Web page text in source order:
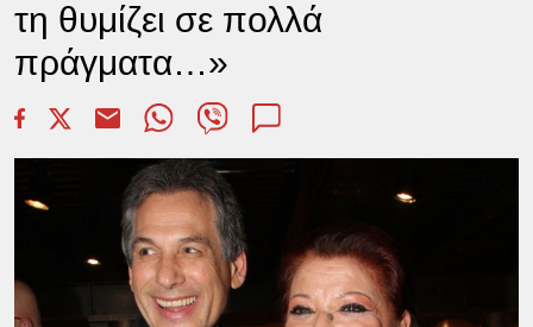
τη θυμίζει σε πολλά
πράγματα…»